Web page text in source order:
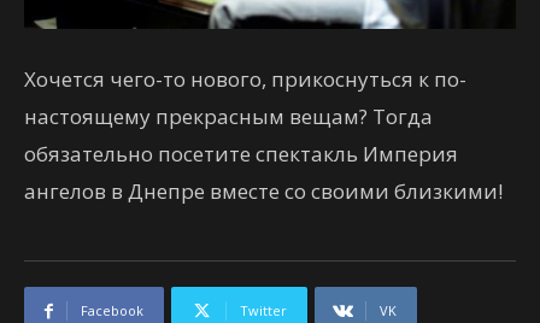
Хочется чего-то нового, прикоснуться к по-
настоящему прекрасным вещам? Тогда
обязательно посетите спектакль Империя
ангелов в Днепре вместе со своими близкими!
Facebook Twitter VK